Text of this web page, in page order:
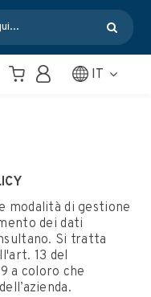
IT
modalità di gestione
dei dati
Si tratta
13 del
a coloro che